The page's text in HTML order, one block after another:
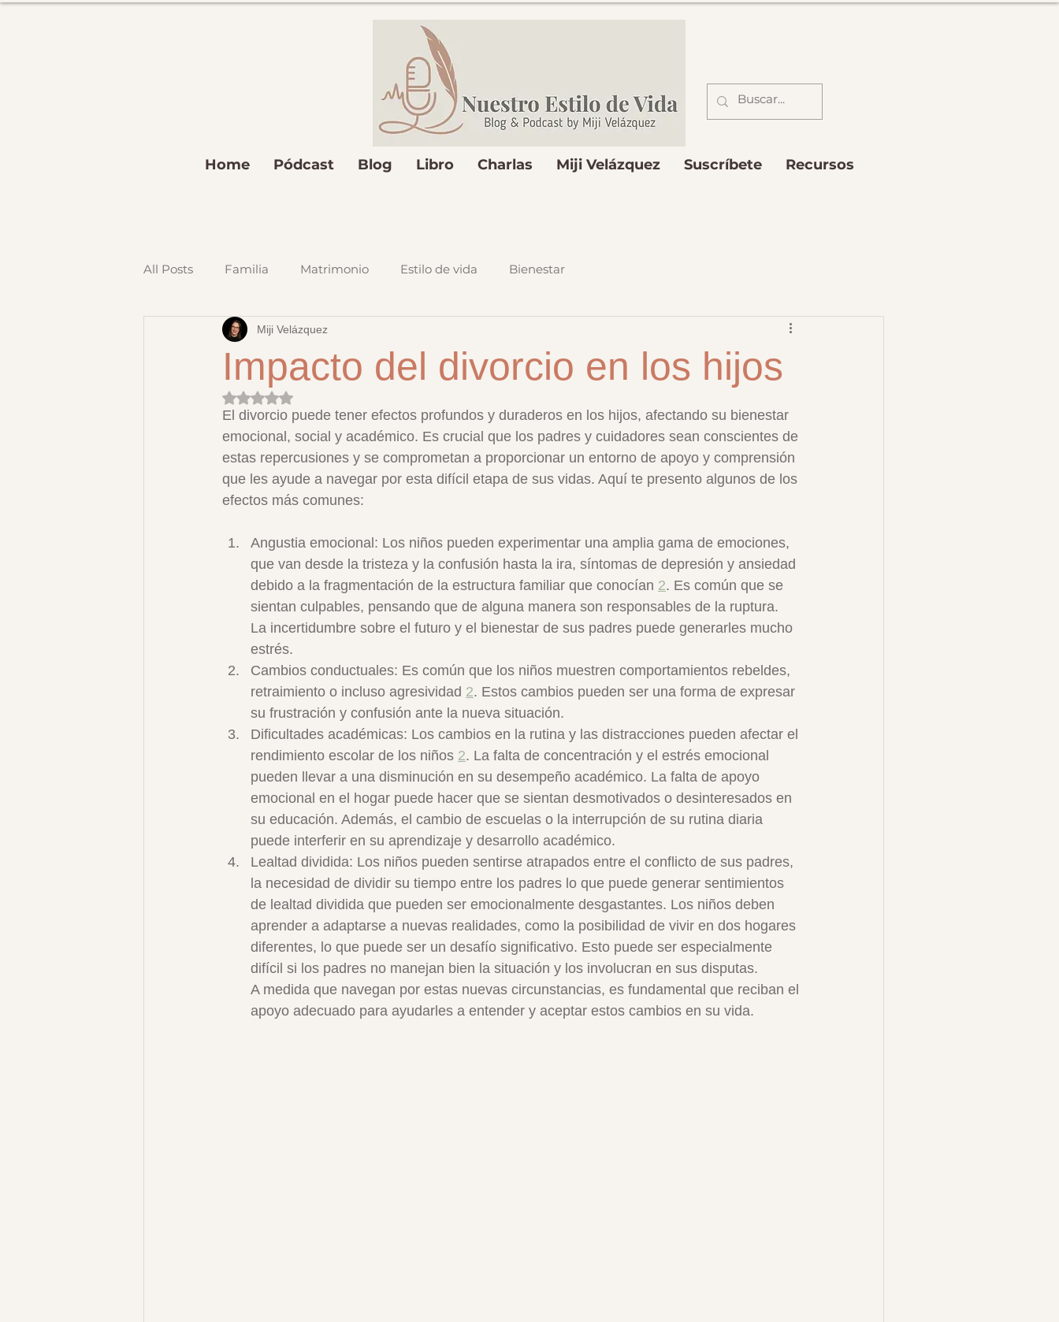
Home Pódcast Blog Libro Charlas Miji Velázquez Suscríbete Recursos
All Posts Familia Matrimonio Estilo de vida Bienestar
Impacto del divorcio en los hijos
Miji Velázquez
Obtuvo NaN de 5 estrellas.
El divorcio puede tener efectos profundos y duraderos en los hijos, afectando su bienestar
emocional, social y académico. Es crucial que los padres y cuidadores sean conscientes de
estas repercusiones y se comprometan a proporcionar un entorno de apoyo y comprensión
que les ayude a navegar por esta difícil etapa de sus vidas. Aquí te presento algunos de los
efectos más comunes:
Angustia emocional: Los niños pueden experimentar una amplia gama de emociones,
que van desde la tristeza y la confusión hasta la ira, síntomas de depresión y ansiedad
debido a la fragmentación de la estructura familiar que conocían 2. Es común que se
sientan culpables, pensando que de alguna manera son responsables de la ruptura.
La incertidumbre sobre el futuro y el bienestar de sus padres puede generarles mucho
estrés.
Cambios conductuales: Es común que los niños muestren comportamientos rebeldes,
retraimiento o incluso agresividad 2. Estos cambios pueden ser una forma de expresar
su frustración y confusión ante la nueva situación.
Dificultades académicas: Los cambios en la rutina y las distracciones pueden afectar el
rendimiento escolar de los niños 2. La falta de concentración y el estrés emocional
pueden llevar a una disminución en su desempeño académico. La falta de apoyo
emocional en el hogar puede hacer que se sientan desmotivados o desinteresados en
su educación. Además, el cambio de escuelas o la interrupción de su rutina diaria
puede interferir en su aprendizaje y desarrollo académico.
Lealtad dividida: Los niños pueden sentirse atrapados entre el conflicto de sus padres,
la necesidad de dividir su tiempo entre los padres lo que puede generar sentimientos
de lealtad dividida que pueden ser emocionalmente desgastantes. Los niños deben
aprender a adaptarse a nuevas realidades, como la posibilidad de vivir en dos hogares
diferentes, lo que puede ser un desafío significativo. Esto puede ser especialmente
difícil si los padres no manejan bien la situación y los involucran en sus disputas.
A medida que navegan por estas nuevas circunstancias, es fundamental que reciban el
apoyo adecuado para ayudarles a entender y aceptar estos cambios en su vida.